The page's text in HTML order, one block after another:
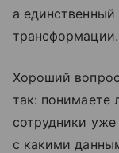
а
трансформации.
Хороший
так: понимаете
сотрудники уже
с какими